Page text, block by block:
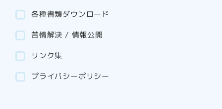
各種書類ダウンロード
苦情解決 / 情報公開
リンク集
プライバシーポリシー